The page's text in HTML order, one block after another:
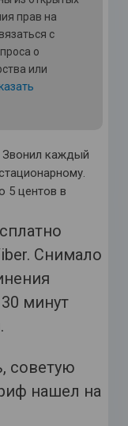
прав на
с
о
или
каждый
5 центов в
Снимало
минут
советую
нашел на